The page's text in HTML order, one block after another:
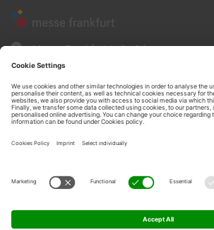
Messe Frankfurt Italia Srl
Corso Sempione, 68
www.messefrankfurt.it
Informativa sulla Privacy